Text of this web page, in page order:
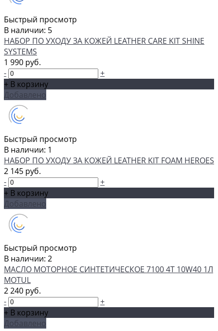
Быстрый просмотр
В наличии: 5
НАБОР ПО УХОДУ ЗА КОЖЕЙ LEATHER CARE KIT SHINE
SYSTEMS
1 990 руб.
-
+
+ В корзину
Добавлено
Быстрый просмотр
В наличии: 1
НАБОР ПО УХОДУ ЗА КОЖЕЙ LEATHER KIT FOAM HEROES
2 145 руб.
-
+
+ В корзину
Добавлено
Быстрый просмотр
В наличии: 2
МАСЛО МОТОРНОЕ СИНТЕТИЧЕСКОЕ 7100 4T 10W40 1Л
MOTUL
2 240 руб.
-
+
+ В корзину
Добавлено